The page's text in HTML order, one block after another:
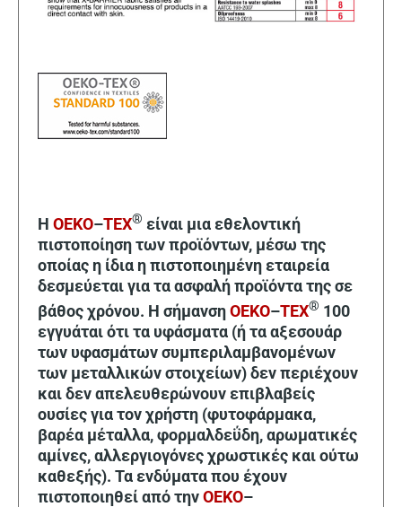
Η OEKO–TEX® είναι μια εθελοντική
πιστοποίηση των προϊόντων, μέσω της
οποίας η ίδια η πιστοποιημένη εταιρεία
δεσμεύεται για τα ασφαλή προϊόντα της σε
βάθος χρόνου. Η σήμανσηOEKO–TEX® 100
εγγυάται ότι τα υφάσματα (ή τα αξεσουάρ
των υφασμάτων συμπεριλαμβανομένων
των μεταλλικών στοιχείων) δεν περιέχουν
και δεν απελευθερώνουν επιβλαβείς
ουσίες για τον χρήστη (φυτοφάρμακα,
βαρέα μέταλλα, φορμαλδεΰδη, αρωματικές
αμίνες, αλλεργιογόνες χρωστικές και ούτω
καθεξής). Τα ενδύματα που έχουν
πιστοποιηθεί από τηνOEKO–